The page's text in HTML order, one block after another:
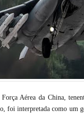
Aérea da China,
foi interpretada como um